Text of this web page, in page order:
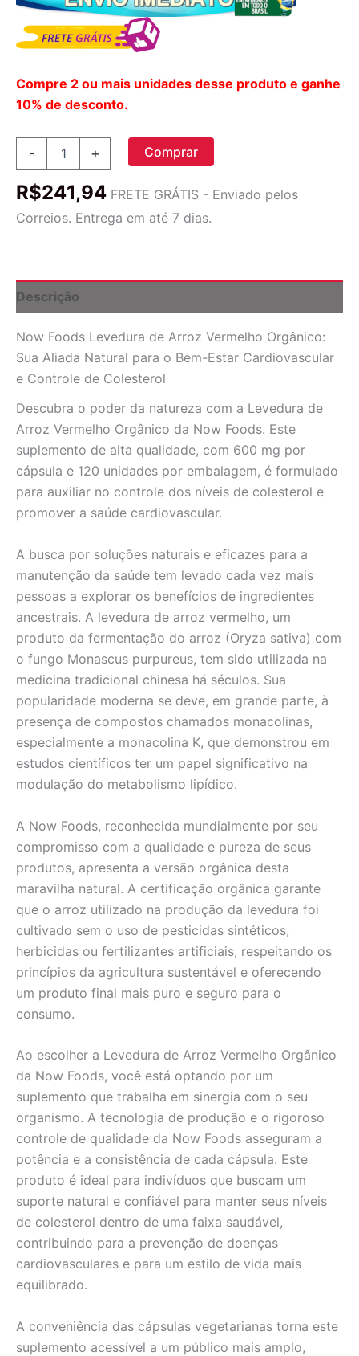
Compre 2 ou mais unidades desse produto e ganhe
10% de desconto.
-
de
Vermelho
-
120
Vegetarianas
quantidade
+ Comprar
R$241,94 FRETE GRÁTIS - Enviado pelos
Correios. Entrega em até 7 dias.
Descrição
Now Foods Levedura de Arroz Vermelho Orgânico:
Sua Aliada Natural para o Bem-Estar Cardiovascular
e Controle de Colesterol
Descubra o poder da natureza com a Levedura de
Arroz Vermelho Orgânico da Now Foods. Este
suplemento de alta qualidade, com 600 mg por
cápsula e 120 unidades por embalagem, é formulado
para auxiliar no controle dos níveis de colesterol e
promover a saúde cardiovascular.
A busca por soluções naturais e eficazes para a
manutenção da saúde tem levado cada vez mais
pessoas a explorar os benefícios de ingredientes
ancestrais. A levedura de arroz vermelho, um
produto da fermentação do arroz (Oryza sativa) com
o fungo Monascus purpureus, tem sido utilizada na
medicina tradicional chinesa há séculos. Sua
popularidade moderna se deve, em grande parte, à
presença de compostos chamados monacolinas,
especialmente a monacolina K, que demonstrou em
estudos científicos ter um papel significativo na
modulação do metabolismo lipídico.
A Now Foods, reconhecida mundialmente por seu
compromisso com a qualidade e pureza de seus
produtos, apresenta a versão orgânica desta
maravilha natural. A certificação orgânica garante
que o arroz utilizado na produção da levedura foi
cultivado sem o uso de pesticidas sintéticos,
herbicidas ou fertilizantes artificiais, respeitando os
princípios da agricultura sustentável e oferecendo
um produto final mais puro e seguro para o
consumo.
Ao escolher a Levedura de Arroz Vermelho Orgânico
da Now Foods, você está optando por um
suplemento que trabalha em sinergia com o seu
organismo. A tecnologia de produção e o rigoroso
controle de qualidade da Now Foods asseguram a
potência e a consistência de cada cápsula. Este
produto é ideal para indivíduos que buscam um
suporte natural e confiável para manter seus níveis
de colesterol dentro de uma faixa saudável,
contribuindo para a prevenção de doenças
cardiovasculares e para um estilo de vida mais
equilibrado.
A conveniência das cápsulas vegetarianas torna este
suplemento acessível a um público mais amplo,